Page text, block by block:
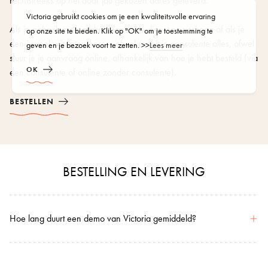
Als je gebruik moet maken van onze dienst na verkoop of als je
een juweel wilt retourneren: ofwel regelt je consulente alles, ofwel
stuur je je aanvraag online, afhankelijk van hoe je hebt besteld (via
een consulente of online zonder consulente).
BESTELLEN
BESTELLING EN LEVERING
Hoe lang duurt een demo van Victoria gemiddeld?
Victoria gebruikt cookies om je een kwaliteitsvolle ervaring
op onze site te bieden. Klik op "OK" om je toestemming te
geven en je bezoek voort te zetten. >>Lees meer
OK